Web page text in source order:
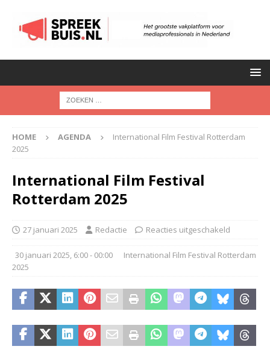
HOME AGENDA
International Film Festival Rotterdam
2025
International Film Festival
Rotterdam 2025
27 januari 2025 Redactie Reacties uitgeschakeld
30 januari 2025, 6:00 - 00:00
International Film Festival Rotterdam
2025